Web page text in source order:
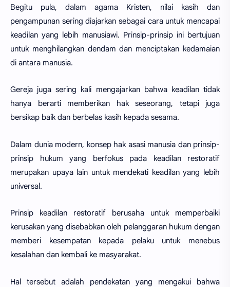
Begitu pula, dalam agama Kristen, nilai kasih dan
pengampunan sering diajarkan sebagai cara untuk mencapai
keadilan yang lebih manusiawi. Prinsip-prinsip ini bertujuan
untuk menghilangkan dendam dan menciptakan kedamaian
di antara manusia.
Gereja juga sering kali mengajarkan bahwa keadilan tidak
hanya berarti memberikan hak seseorang, tetapi juga
bersikap baik dan berbelas kasih kepada sesama.
Dalam dunia modern, konsep hak asasi manusia dan prinsip-
prinsip hukum yang berfokus pada keadilan restoratif
merupakan upaya lain untuk mendekati keadilan yang lebih
universal.
Prinsip keadilan restoratif berusaha untuk memperbaiki
kerusakan yang disebabkan oleh pelanggaran hukum dengan
memberi kesempatan kepada pelaku untuk menebus
kesalahan dan kembali ke masyarakat.
Hal tersebut adalah pendekatan yang mengakui bahwa